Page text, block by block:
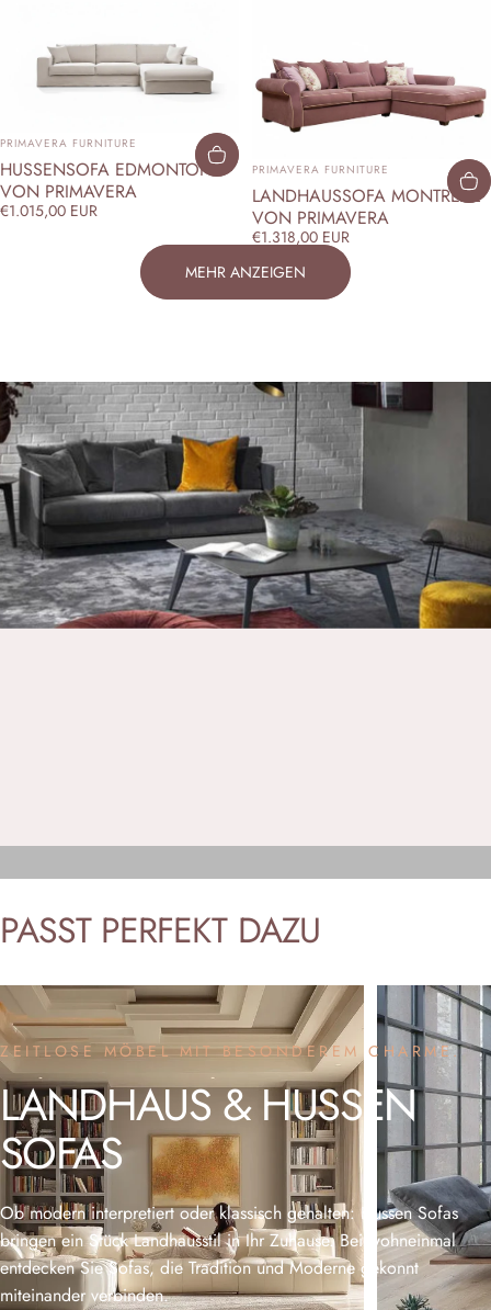
ANBIETER:
PRIMAVERA FURNITURE
HUSSENSOFA EDMONTON
VON PRIMAVERA
€1.015,00 EUR
ANBIETER:
PRIMAVERA FURNITURE
LANDHAUSSOFA MONTREAL
VON PRIMAVERA
€1.318,00 EUR
MEHR ANZEIGEN
ZEITLOSE MÖBEL MIT BESONDEREM CHARME.
LANDHAUS&HUSSEN
SOFAS
Ob modern interpretiert oder klassisch gehalten: Hussen Sofas
bringen ein Stück Landhausstil in Ihr Zuhause. Bei wohneinmal
entdecken Sie Sofas, die Tradition und Moderne gekonnt
miteinander verbinden.
PASST PERFEKT DAZU